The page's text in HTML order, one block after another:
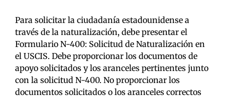
Para solicitar la ciudadanía estadounidense a
través de la naturalización, debe presentar el
Formulario N-400: Solicitud de Naturalización en
el USCIS. Debe proporcionar los documentos de
apoyo solicitados y los aranceles pertinentes junto
con la solicitud N-400. No proporcionar los
documentos solicitados o los aranceles correctos